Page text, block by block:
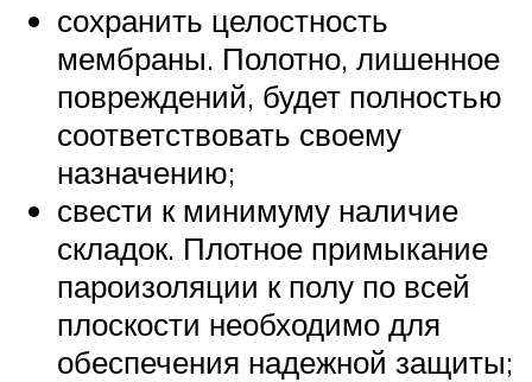
сохранить целостность
мембраны. Полотно, лишенное
повреждений, будет полностью
соответствовать своему
назначению;
свести к минимуму наличие
складок. Плотное примыкание
пароизоляции к полу по всей
плоскости необходимо для
обеспечения надежной защиты;